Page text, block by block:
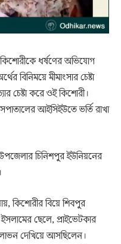
ধর্ষণের অভিযোগ
বিনিময়ে মীমাংসার চেষ্টা
চেষ্টা করে ওই কিশোরী।
আইসিইউতে ভর্তি রাখা
চিনিশপুর ইউনিয়নের
কিশোরীর বিয়ে শিবপুর
ছেলে, প্রাইভেটকার
দেখিয়ে আসছিলেন।